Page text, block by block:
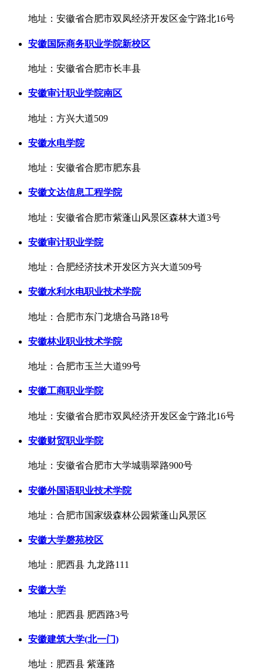
地址：安徽省合肥市双凤经济开发区金宁路北16号
安徽国际商务职业学院新校区
地址：安徽省合肥市长丰县
安徽审计职业学院南区
地址：方兴大道509
安徽水电学院
地址：安徽省合肥市肥东县
安徽文达信息工程学院
地址：安徽省合肥市紫蓬山风景区森林大道3号
安徽审计职业学院
地址：合肥经济技术开发区方兴大道509号
安徽水利水电职业技术学院
地址：合肥市东门龙塘合马路18号
安徽林业职业技术学院
地址：合肥市玉兰大道99号
安徽工商职业学院
地址：安徽省合肥市双凤经济开发区金宁路北16号
安徽财贸职业学院
地址：安徽省合肥市大学城翡翠路900号
安徽外国语职业技术学院
地址：合肥市国家级森林公园紫蓬山风景区
安徽大学磬苑校区
地址：肥西县 九龙路111
安徽大学
地址：肥西县 肥西路3号
安徽建筑大学(北一门)
地址：肥西县 紫蓬路